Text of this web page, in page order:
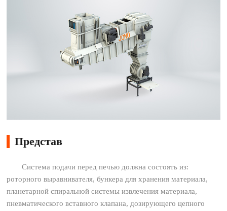
Представ
Система подачи перед печью должна состоять из:
роторного выравнивателя, бункера для хранения материала,
планетарной спиральной системы извлечения материала,
пневматического вставного клапана, дозирующего цепного